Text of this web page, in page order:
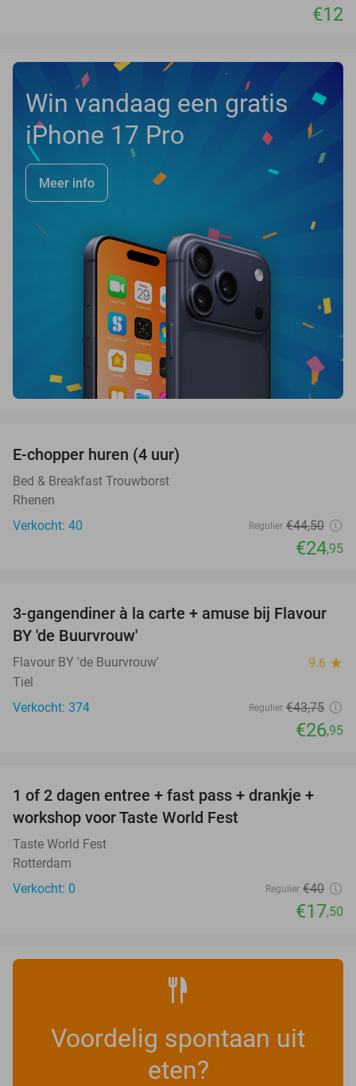
€12
Win vandaag een gratis
iPhone 17 Pro
Meer info
E-chopper huren (4 uur)
Bed & Breakfast Trouwborst
Rhenen
Verkocht: 40
Regulier €44,50
€24,95
38%
3-gangendiner à la carte + amuse bij Flavour
BY 'de Buurvrouw'
Flavour BY 'de Buurvrouw' 9.6 star
Tiel
Verkocht: 374
Regulier €43,75
€26,95
56%
TODAY
1 of 2 dagen entree + fast pass + drankje +
workshop voor Taste World Fest
Taste World Fest
Rotterdam
Verkocht: 0
Regulier €40
€17,50
Voordelig spontaan uit
eten?